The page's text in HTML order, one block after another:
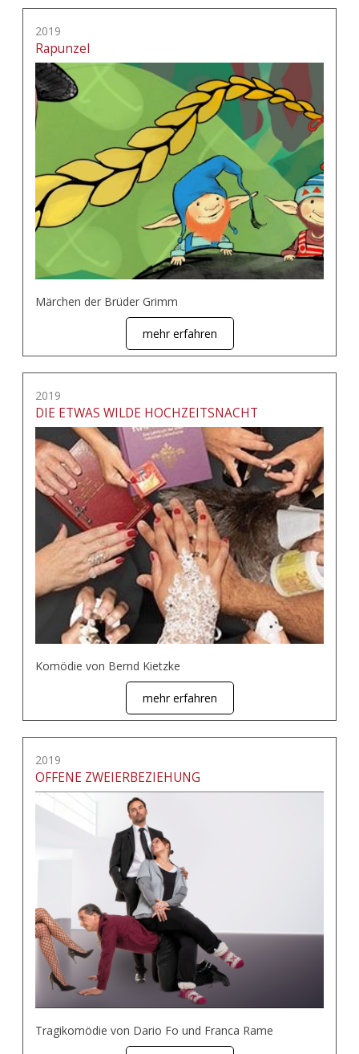
2019
Rapunzel
Märchen der Brüder Grimm
mehr erfahren
2019
DIE ETWAS WILDE HOCHZEITSNACHT
Komödie von Bernd Kietzke
mehr erfahren
2019
OFFENE ZWEIERBEZIEHUNG
Tragikomödie von Dario Fo und Franca Rame